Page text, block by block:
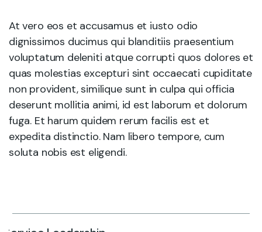
At vero eos et accusamus et iusto odio
dignissimos ducimus qui blanditiis praesentium
voluptatum deleniti atque corrupti quos dolores et
quas molestias excepturi sint occaecati cupiditate
non provident, similique sunt in culpa qui officia
deserunt mollitia animi, id est laborum et dolorum
fuga. Et harum quidem rerum facilis est et
expedita distinctio. Nam libero tempore, cum
soluta nobis est eligendi.